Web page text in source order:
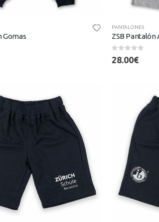
Gomas
PANTALONES
ZSB Pantalón
0out of 5
28.00€